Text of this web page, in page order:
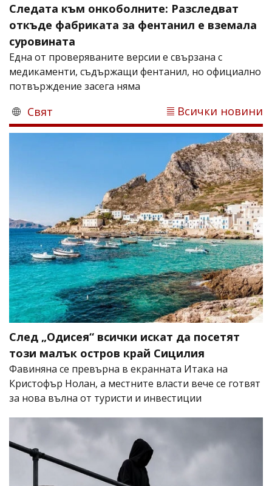
Следата към онкоболните: Разследват
откъде фабриката за фентанил е вземала
суровината
Една от проверяваните версии е свързана с
медикаменти, съдържащи фентанил, но официално
потвърждение засега няма
Свят Всички новини
След „Одисея“ всички искат да посетят
този малък остров край Сицилия
Фавиняна се превърна в екранната Итака на
Кристофър Нолан, а местните власти вече се готвят
за нова вълна от туристи и инвестиции